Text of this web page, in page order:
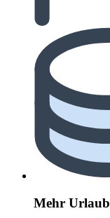
Mehr